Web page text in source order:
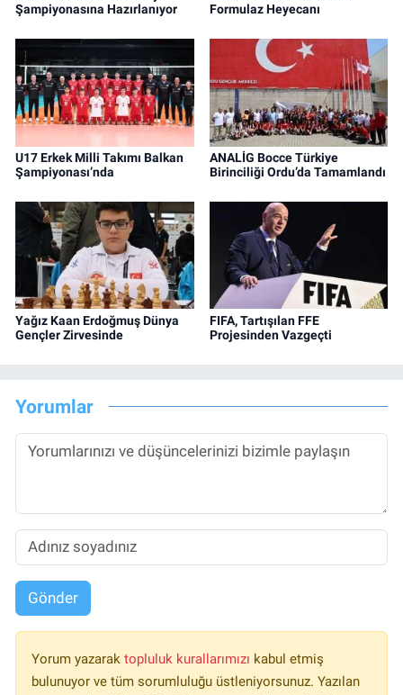
Şampiyonasına Hazırlanıyor
Formulaz Heyecanı
U17 Erkek Milli Takımı Balkan
Şampiyonası’nda
ANALİG Bocce Türkiye
Birinciliği Ordu’da Tamamlandı
Yağız Kaan Erdoğmuş Dünya
Gençler Zirvesinde
FIFA, Tartışılan FFE
Projesinden Vazgeçti
Yorumlar
Gönder
Yorum yazarak topluluk kurallarımızı kabul etmiş
bulunuyor ve tüm sorumluluğu üstleniyorsunuz. Yazılan